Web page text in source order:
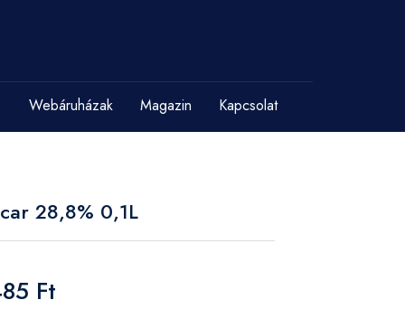
Webáruházak Magazin Kapcsolat
28,8% 0,1L
Ft